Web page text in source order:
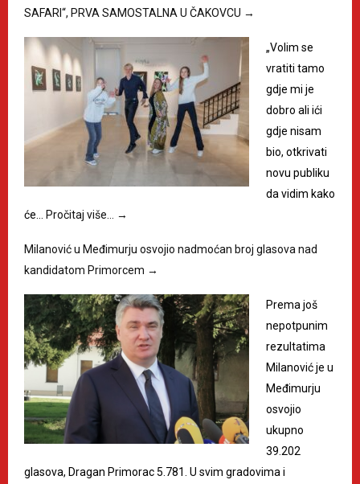
SAFARI“, PRVA SAMOSTALNA U ČAKOVCU →
„Volim se
vratiti tamo
gdje mi je
dobro ali ići
gdje nisam
bio, otkrivati
novu publiku
da vidim kako
će… Pročitaj više… →
Milanović u Međimurju osvojio nadmoćan broj glasova nad
kandidatom Primorcem →
Prema još
nepotpunim
rezultatima
Milanović je u
Međimurju
osvojio
ukupno
39.202
glasova, Dragan Primorac 5.781. U svim gradovima i